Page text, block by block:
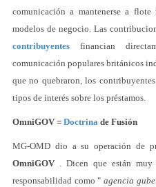
comunicación a mantenerse a
modelos de negocio. Las
contribuyentes financian
comunicación populares británicos
que no quebraron, los
tipos de interés sobre los préstamos.
OmniGOV = Doctrina de Fusión
MG-OMD dio a su operación de
OmniGOV . Dicen que están
responsabilidad como "agencia